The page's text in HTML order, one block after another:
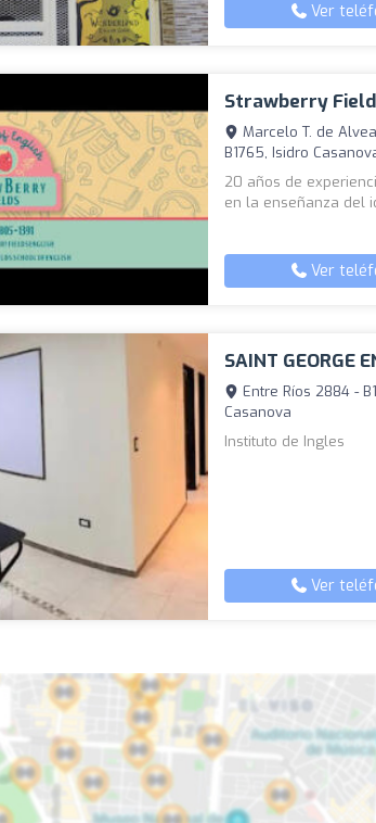
Ver
Strawberry
Marcelo T. de
B1765, Isidro
20 años de
en la enseñanza del
Ver
SAINT GEORGE
Entre Ríos 2884 -
Casanova
Instituto de Ingles
Ver